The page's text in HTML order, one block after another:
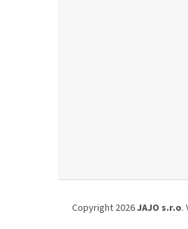
Copyright 2026JAJO s.r.o.